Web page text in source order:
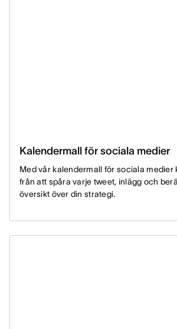
Kalendermall för sociala medier
Med vår kalendermall för sociala medier
från att spåra varje tweet, inlägg och
översikt över din strategi.